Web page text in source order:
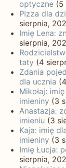
optyczne (5
Pizza dla
sierpnia,
Imię Lena:
sierpnia,
taty (4
Zdania
dla ucznia
Mikołaj:
imieniny (3
Anastazja:
imieniu (3
Kaja: imię
imieniny (3
Imię Łucja:
sierpnia,